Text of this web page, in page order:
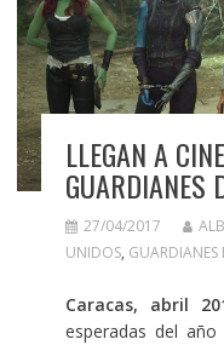
LLEGAN A
GUARDIANES
27/04/2017
UNIDOS,
Caracas, abril
esperadas del